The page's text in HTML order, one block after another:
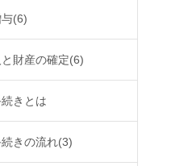
(6)
財産の確定(6)
きとは
きの流れ(3)